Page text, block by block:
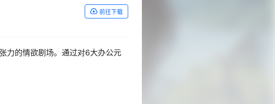
前往下载
力的情欲剧场。通过对6大办公元